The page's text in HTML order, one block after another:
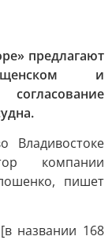
предлагают
и
Владивостоке
компании
пишет
названии 168